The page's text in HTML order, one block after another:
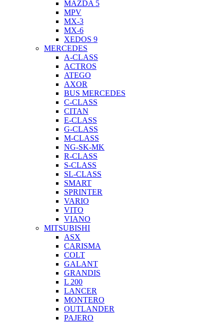
MAZDA 5
MPV
MX-3
MX-6
XEDOS 9
MERCEDES
A-CLASS
ACTROS
ATEGO
AXOR
BUS MERCEDES
C-CLASS
CITAN
E-CLASS
G-CLASS
M-CLASS
NG-SK-MK
R-CLASS
S-CLASS
SL-CLASS
SMART
SPRINTER
VARIO
VITO
VIANO
MITSUBISHI
ASX
CARISMA
COLT
GALANT
GRANDIS
L 200
LANCER
MONTERO
OUTLANDER
PAJERO